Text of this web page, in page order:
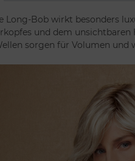
Long-Bob wirkt besonders
und dem unsichtbaren
sorgen für Volumen und